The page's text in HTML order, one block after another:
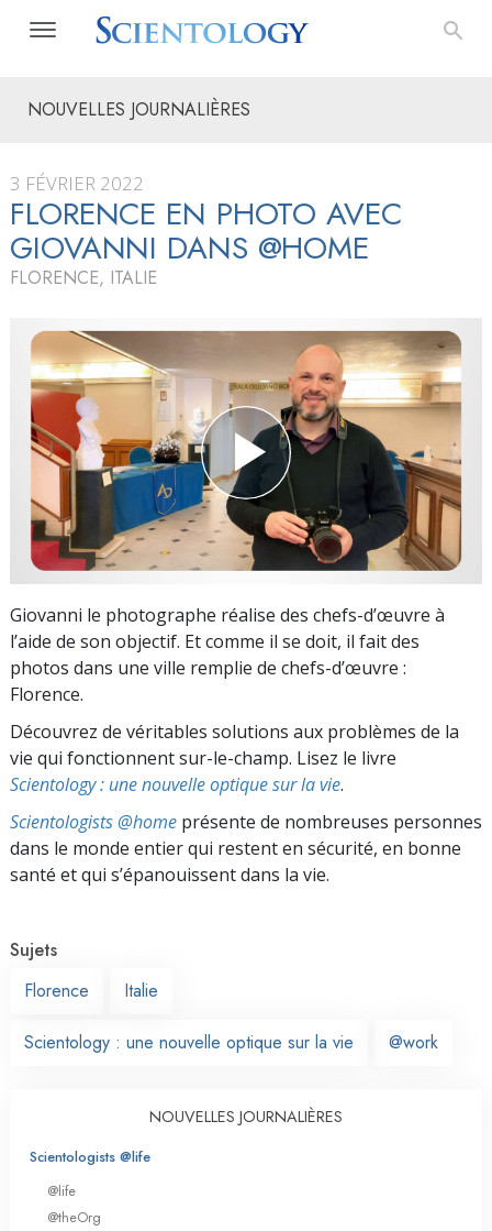
NOUVELLES JOURNALIÈRES
3 FÉVRIER 2022
FLORENCE EN PHOTO AVEC
GIOVANNI DANS @HOME
FLORENCE, ITALIE
Giovanni le photographe réalise des chefs-d’œuvre à
l’aide de son objectif. Et comme il se doit, il fait des
photos dans une ville remplie de chefs-d’œuvre :
Florence.
Découvrez de véritables solutions aux problèmes de la
vie qui fonctionnent sur-le-champ. Lisez le livre
Scientology : une nouvelle optique sur la vie.
Scientologists @home présente de nombreuses personnes
dans le monde entier qui restent en sécurité, en bonne
santé et qui s’épanouissent dans la vie.
Sujets
Florence
Italie
Scientology : une nouvelle optique sur la vie @work
NOUVELLES JOURNALIÈRES
Scientologists @life
@life
@theOrg